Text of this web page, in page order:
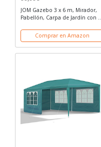
JOM Gazebo 3 x 6 m, Mirador,
Pabellón, Carpa de Jardín con 6
Comprar en Amazon